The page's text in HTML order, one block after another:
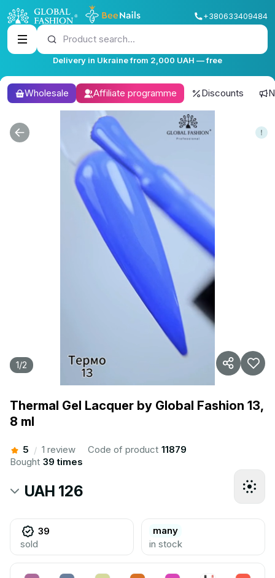
+380633409484
Product search...
Delivery in Ukraine from 2,000 UAH — free
Wholesale Affiliate programme Discounts
1/2
Thermal Gel Lacquer by Global Fashion 13,
8 ml
5 / 1 review Code of product 11879
Bought 39 times
UAH 126
39
sold
many
in stock